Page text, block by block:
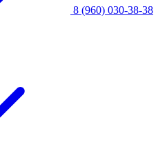
8 (960) 030-38-38